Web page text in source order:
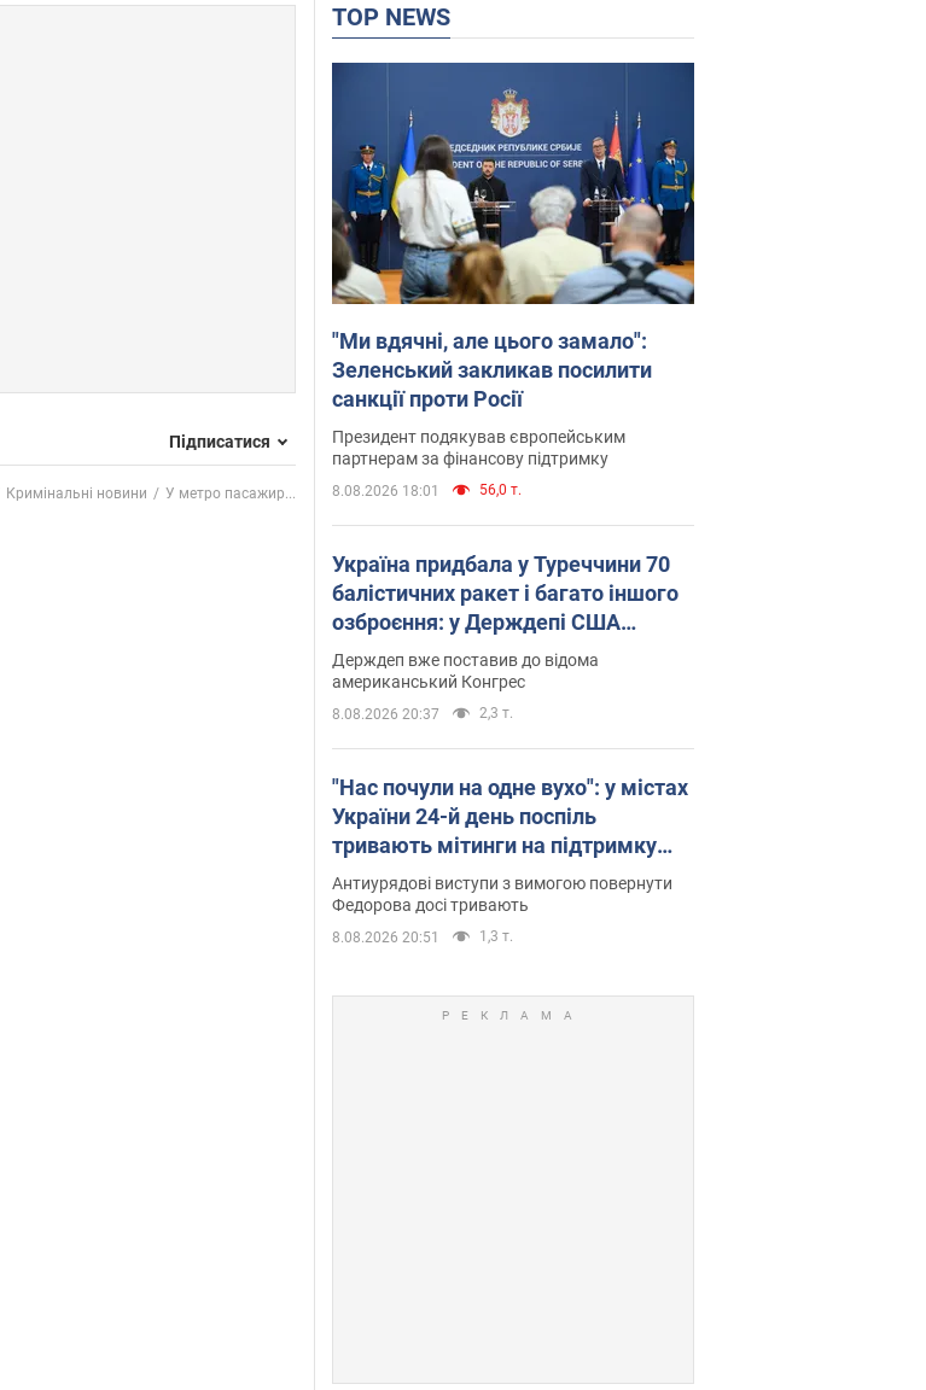
Підписатися
Кримінальні новини У метро пасажир...
TOP NEWS
"Ми вдячні, але цього замало":
Зеленський закликав посилити
санкції проти Росії
Президент подякував європейським
партнерам за фінансову підтримку
8.08.2026 18:01 56,0 т.
Україна придбала у Туреччини 70
балістичних ракет і багато іншого
озброєння: у Держдепі США
оприлюднили список
Держдеп вже поставив до відома
американський Конгрес
8.08.2026 20:37 2,3 т.
"Нас почули на одне вухо": у містах
України 24-й день поспіль
тривають мітинги на підтримку
Федорова. Фото і відео
Антиурядові виступи з вимогою повернути
Федорова досі тривають
8.08.2026 20:51 1,3 т.